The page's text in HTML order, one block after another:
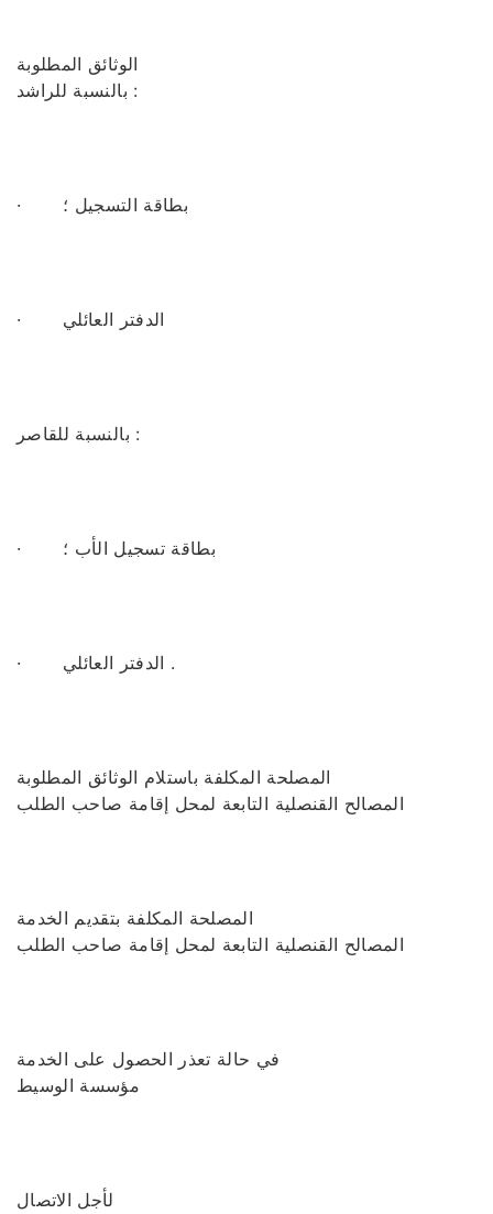
الوثائق المطلوبة
بالنسبة للراشد :
· بطاقة التسجيل ؛
· الدفتر العائلي
بالنسبة للقاصر :
· بطاقة تسجيل الأب ؛
· الدفتر العائلي .
المصلحة المكلفة باستلام الوثائق المطلوبة
المصالح القنصلية التابعة لمحل إقامة صاحب الطلب
المصلحة المكلفة بتقديم الخدمة
المصالح القنصلية التابعة لمحل إقامة صاحب الطلب
في حالة تعذر الحصول على الخدمة
مؤسسة الوسيط
لأجل الاتصال